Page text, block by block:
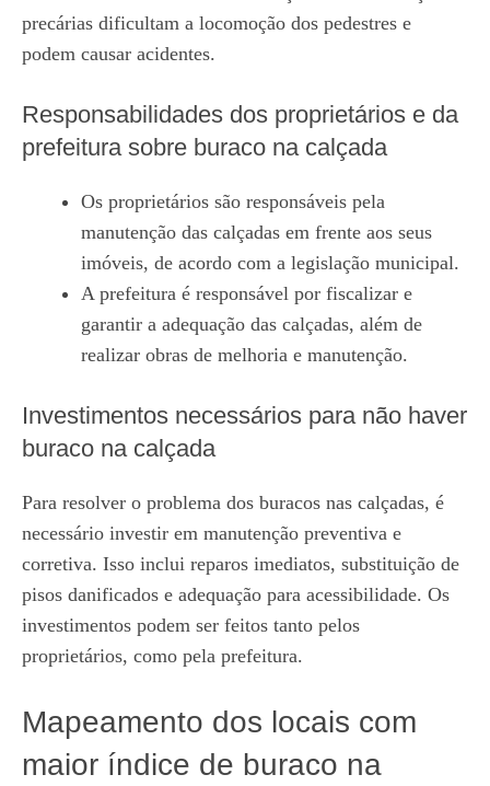
precárias dificultam a locomoção dos pedestres e
podem causar acidentes.
Responsabilidades dos proprietários e da
prefeitura sobre buraco na calçada
Os proprietários são responsáveis pela
manutenção das calçadas em frente aos seus
imóveis, de acordo com a legislação municipal.
A prefeitura é responsável por fiscalizar e
garantir a adequação das calçadas, além de
realizar obras de melhoria e manutenção.
Investimentos necessários para não haver
buraco na calçada
Para resolver o problema dos buracos nas calçadas, é
necessário investir em manutenção preventiva e
corretiva. Isso inclui reparos imediatos, substituição de
pisos danificados e adequação para acessibilidade. Os
investimentos podem ser feitos tanto pelos
proprietários, como pela prefeitura.
Mapeamento dos locais com
maior índice de buraco na